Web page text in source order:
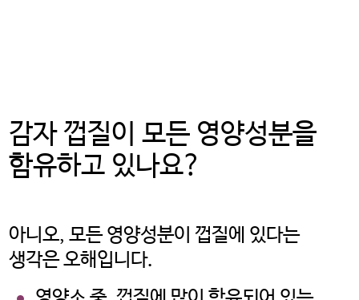
감자 껍질이 모든 영양성분을
함유하고 있나요?
아니오, 모든 영양성분이 껍질에 있다는
생각은 오해입니다.